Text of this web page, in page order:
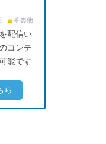
配信い
コンテ
能です
ら